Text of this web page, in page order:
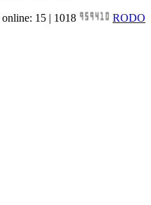
15 | 1018 RODO